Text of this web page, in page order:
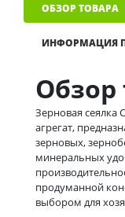
ОБЗОР ТОВАРА
ИНФОРМАЦИЯ
Обзор
Зерновая сеялка
агрегат,
зерновых,
минеральных
продуманной
выбором для